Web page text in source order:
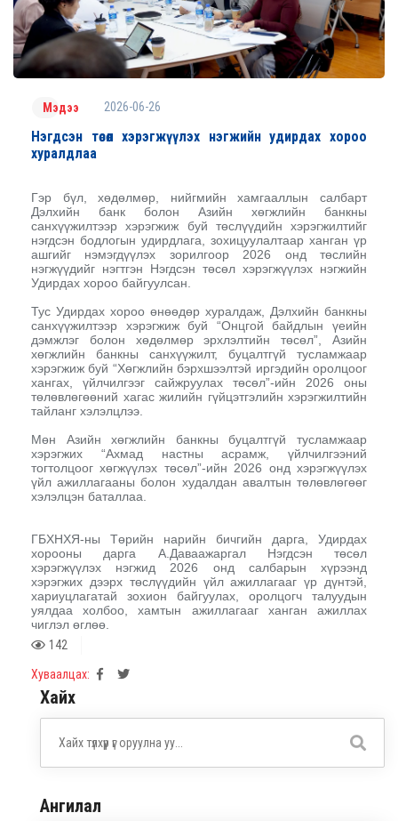
Мэдээ 2026-06-26
Нэгдсэн төсөл хэрэгжүүлэх нэгжийн удирдах хороо
хуралдлаа
Гэр бүл, хөдөлмөр, нийгмийн хамгааллын салбарт
Дэлхийн банк болон Азийн хөгжлийн банкны
санхүүжилтээр хэрэгжиж буй төслүүдийн хэрэгжилтийг
нэгдсэн бодлогын удирдлага, зохицуулалтаар ханган үр
ашгийг нэмэгдүүлэх зорилгоор 2026 онд төслийн
нэгжүүдийг нэгтгэн Нэгдсэн төсөл хэрэгжүүлэх нэгжийн
Удирдах хороо байгуулсан.
Тус Удирдах хороо өнөөдөр хуралдаж, Дэлхийн банкны
санхүүжилтээр хэрэгжиж буй “Онцгой байдлын үеийн
дэмжлэг болон хөдөлмөр эрхлэлтийн төсөл”, Азийн
хөгжлийн банкны санхүүжилт, буцалтгүй тусламжаар
хэрэгжиж буй “Хөгжлийн бэрхшээлтэй иргэдийн оролцоог
хангах, үйлчилгээг сайжруулах төсөл”-ийн 2026 оны
төлөвлөгөөний хагас жилийн гүйцэтгэлийн хэрэгжилтийн
тайланг хэлэлцлээ.
Мөн Азийн хөгжлийн банкны буцалтгүй тусламжаар
хэрэгжих “Ахмад настны асрамж, үйлчилгээний
тогтолцоог хөгжүүлэх төсөл”-ийн 2026 онд хэрэгжүүлэх
үйл ажиллагааны болон худалдан авалтын төлөвлөгөөг
хэлэлцэн баталлаа.
ГБХНХЯ-ны Төрийн нарийн бичгийн дарга, Удирдах
хорооны дарга А.Даваажаргал Нэгдсэн төсөл
хэрэгжүүлэх нэгжид 2026 онд салбарын хүрээнд
хэрэгжих дээрх төслүүдийн үйл ажиллагааг үр дүнтэй,
хариуцлагатай зохион байгуулах, оролцогч талуудын
уялдаа холбоо, хамтын ажиллагааг ханган ажиллах
чиглэл өглөө.
142
Хуваалцах:
Хайх
Ангилал